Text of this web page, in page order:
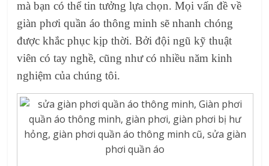
mà bạn có thể tin tưởng lựa chọn. Mọi vấn đề về
giàn phơi quần áo thông minh sẽ nhanh chóng
được khắc phục kịp thời. Bởi đội ngũ kỹ thuật
viên có tay nghề, cũng như có nhiều năm kinh
nghiệm của chúng tôi.